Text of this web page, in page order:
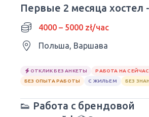
Первые 2 месяца хостел -
БЕСПЛАТНЫЕ
4000 – 5000 zł/час
Польша, Варшава
ОТКЛИК БЕЗ АНКЕТЫ РАБОТА НА СЕЙЧАС
БЕЗ ОПЫТА РАБОТЫ
С ЖИЛЬЕМ БЕЗ
👟 Работа с брендовой